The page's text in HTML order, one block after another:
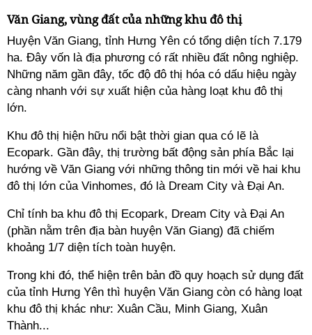
Văn Giang, vùng đất của những khu đô thị
Huyện Văn Giang, tỉnh Hưng Yên có tổng diện tích 7.179
ha. Đây vốn là địa phương có rất nhiều đất nông nghiệp.
Những năm gần đây, tốc độ đô thị hóa có dấu hiệu ngày
càng nhanh với sự xuất hiện của hàng loạt khu đô thị
lớn.
Khu đô thị hiện hữu nổi bật thời gian qua có lẽ là
Ecopark. Gần đây, thị trường bất động sản phía Bắc lại
hướng về Văn Giang với những thông tin mới về hai khu
đô thị lớn của Vinhomes, đó là Dream City và Đại An.
Chỉ tính ba khu đô thị Ecopark, Dream City và Đại An
(phần nằm trên địa bàn huyện Văn Giang) đã chiếm
khoảng 1/7 diện tích toàn huyện.
Trong khi đó, thể hiện trên bản đồ quy hoạch sử dụng đất
của tỉnh Hưng Yên thì huyện Văn Giang còn có hàng loạt
khu đô thị khác như: Xuân Cầu, Minh Giang, Xuân
Thành...